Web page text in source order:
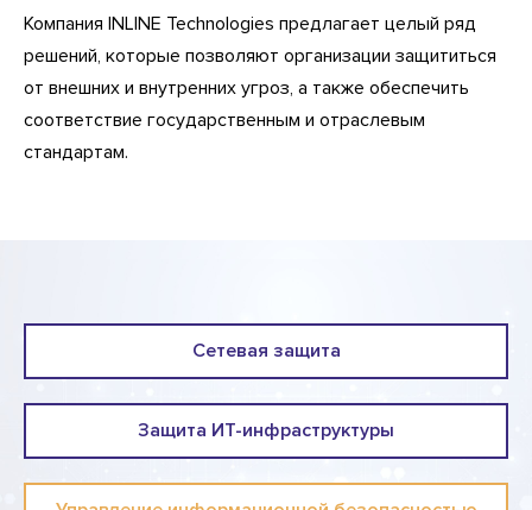
Компания INLINE Technologies предлагает целый ряд
решений, которые позволяют организации защититься
от внешних и внутренних угроз, а также обеспечить
соответствие государственным и отраслевым
стандартам.
Сетевая защита
Защита ИТ-инфраструктуры